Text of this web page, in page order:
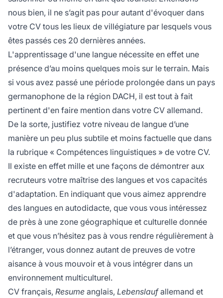
nous bien, il ne s’agit pas pour autant d'évoquer dans
votre CV tous les lieux de villégiature par lesquels vous
êtes passés ces 20 dernières années.
L'apprentissage d'une langue nécessite en effet une
présence d’au moins quelques mois sur le terrain. Mais
si vous avez passé une période prolongée dans un pays
germanophone de la région DACH, il est tout à fait
pertinent d'en faire mention dans votre CV allemand.
De la sorte, justifiez votre niveau de langue d’une
manière un peu plus subtile et moins factuelle que dans
la rubrique « Compétences linguistiques » de votre CV.
Il existe en effet mille et une façons de démontrer aux
recruteurs votre maîtrise des langues et vos capacités
d'adaptation. En indiquant que vous aimez apprendre
des langues en autodidacte, que vous vous intéressez
de près à une zone géographique et culturelle donnée
et que vous n’hésitez pas à vous rendre régulièrement à
l’étranger, vous donnez autant de preuves de votre
aisance à vous mouvoir et à vous intégrer dans un
environnement multiculturel.
CV français, Resume anglais, Lebenslaufallemand et